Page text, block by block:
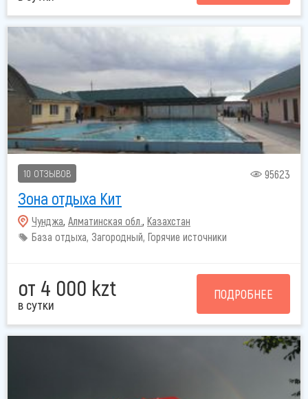
10 ОТЗЫВОВ 95623
Зона отдыха Кит
Чунджа, Алматинская обл. , Казахстан
База отдыха, Загородный, Горячие источники
от 4 000 kzt
в сутки
ПОДРОБНЕЕ